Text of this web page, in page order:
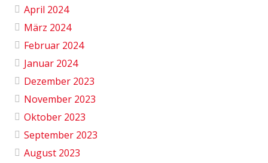
April 2024
März 2024
Februar 2024
Januar 2024
Dezember 2023
November 2023
Oktober 2023
September 2023
August 2023